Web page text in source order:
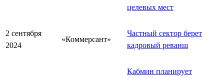
целевых мест
2 сентября
2024
«Коммерсант»
Частный сектор берет
кадровый реванш
Кабмин планирует